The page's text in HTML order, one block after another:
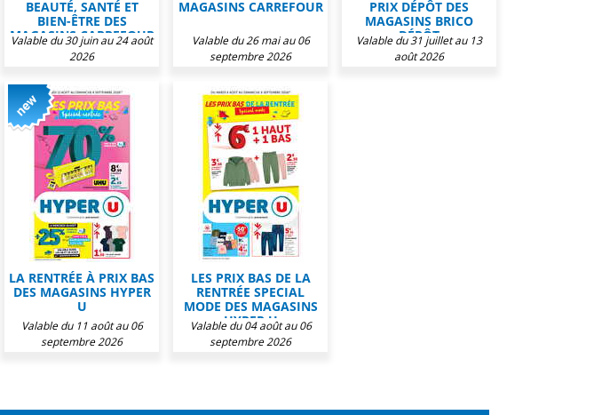
BEAUTÉ, SANTÉ ET
BIEN-ÊTRE DES
MAGASINS CARREFOUR
Valable du 30 juin au 24 août
2026
MAGASINS CARREFOUR
Valable du 26 mai au 06
septembre 2026
PRIX DÉPÔT DES
MAGASINS BRICO
DÉPÔT
Valable du 31 juillet au 13
août 2026
LA RENTRÉE À PRIX BAS
DES MAGASINS HYPER
U
Valable du 11 août au 06
septembre 2026
LES PRIX BAS DE LA
RENTRÉE SPECIAL
MODE DES MAGASINS
HYPER U
Valable du 04 août au 06
septembre 2026